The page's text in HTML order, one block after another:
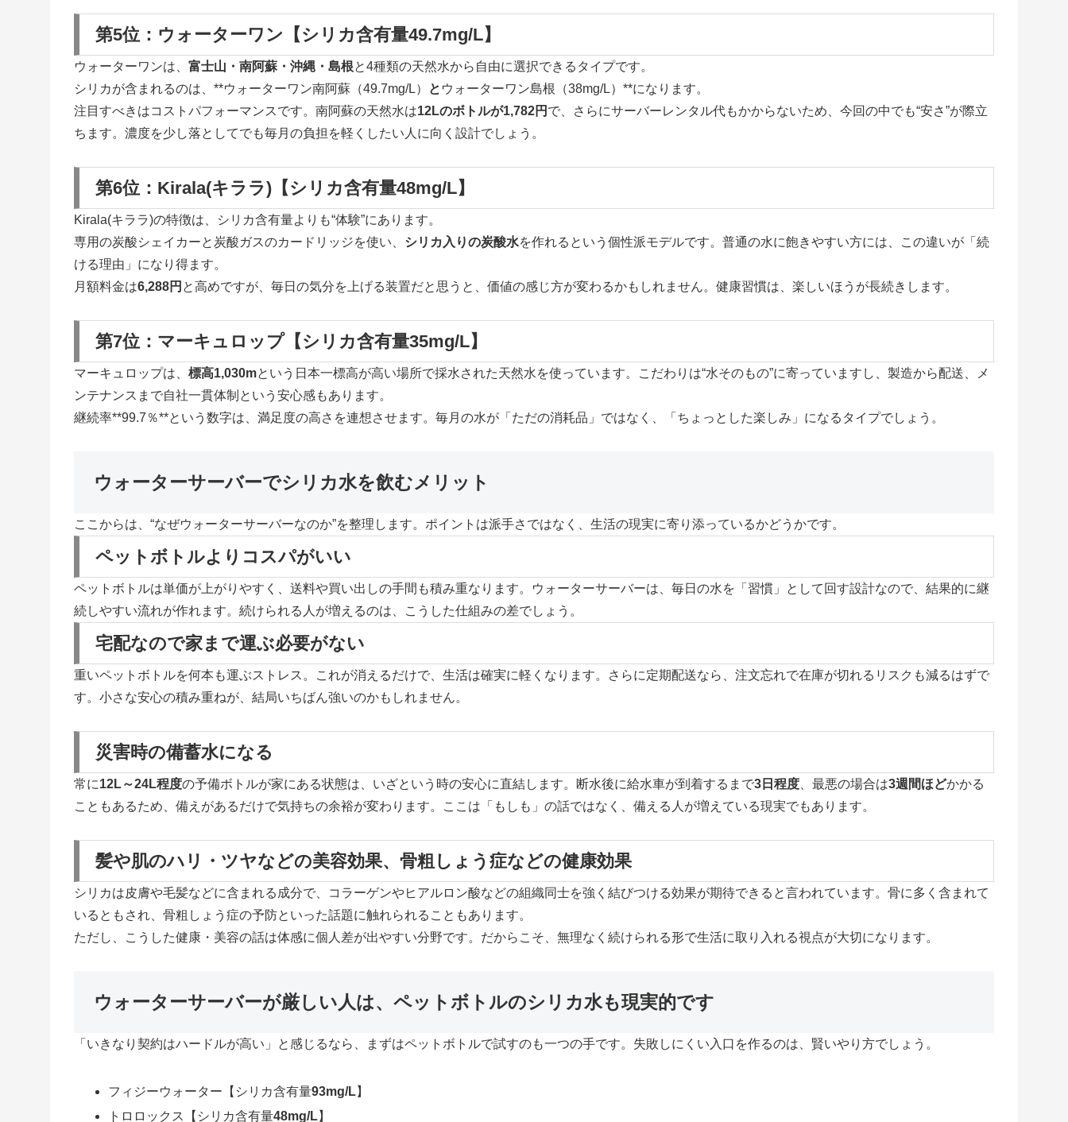
第5位：ウォーターワン【シリカ含有量49.7mg/L】
ウォーターワンは、 富士山・南阿蘇・沖縄・島根と4種類の天然水から自由に選択できるタイプです。
シリカが含まれるのは、**ウォーターワン南阿蘇（49.7mg/L）
と ウォーターワン島根（38mg/L）**になります。
注目すべきはコストパフォーマンスです。南阿蘇の天然水は12Lのボトルが1,782円 で、さらにサーバーレンタル代もかからないため、今回の中でも“安さ”が際立
ちます。濃度を少し落としてでも毎月の負担を軽くしたい人に向く設計でしょう。
第6位：Kirala(キララ)【シリカ含有量48mg/L】
Kirala(キララ)の特徴は、シリカ含有量よりも“体験”にあります。
専用の炭酸シェイカーと炭酸ガスのカードリッジを使い、 シリカ入りの炭酸水を作れるという個性派モデルです。普通の水に飽きやすい方には、この違いが「続
ける理由」になり得ます。
月額料金は6,288円 と高めですが、毎日の気分を上げる装置だと思うと、価値の感じ方が変わるかもしれません。健康習慣は、楽しいほうが長続きします。
第7位：マーキュロップ【シリカ含有量35mg/L】
マーキュロップは、 標高1,030mという日本一標高が高い場所で採水された天然水を使っています。こだわりは“水そのもの”に寄っていますし、製造から配送、メ
ンテナンスまで自社一貫体制という安心感もあります。
継続率**99.7％**という数字は、満足度の高さを連想させます。毎月の水が「ただの消耗品」ではなく、「ちょっとした楽しみ」になるタイプでしょう。
ウォーターサーバーでシリカ水を飲むメリット
ここからは、“なぜウォーターサーバーなのか”を整理します。ポイントは派手さではなく、生活の現実に寄り添っているかどうかです。
ペットボトルよりコスパがいい
ペットボトルは単価が上がりやすく、送料や買い出しの手間も積み重なります。ウォーターサーバーは、毎日の水を「習慣」として回す設計なので、結果的に継
続しやすい流れが作れます。続けられる人が増えるのは、こうした仕組みの差でしょう。
宅配なので家まで運ぶ必要がない
重いペットボトルを何本も運ぶストレス。これが消えるだけで、生活は確実に軽くなります。さらに定期配送なら、注文忘れで在庫が切れるリスクも減るはずで
す。小さな安心の積み重ねが、結局いちばん強いのかもしれません。
災害時の備蓄水になる
常に12L～24L程度の予備ボトルが家にある状態は、いざという時の安心に直結します。断水後に給水車が到着するまで3日程度、最悪の場合は3週間ほどかかる
こともあるため、備えがあるだけで気持ちの余裕が変わります。ここは「もしも」の話ではなく、備える人が増えている現実でもあります。
髪や肌のハリ・ツヤなどの美容効果、骨粗しょう症などの健康効果
シリカは皮膚や毛髪などに含まれる成分で、コラーゲンやヒアルロン酸などの組織同士を強く結びつける効果が期待できると言われています。骨に多く含まれて
いるともされ、骨粗しょう症の予防といった話題に触れられることもあります。
ただし、こうした健康・美容の話は体感に個人差が出やすい分野です。だからこそ、無理なく続けられる形で生活に取り入れる視点が大切になります。
ウォーターサーバーが厳しい人は、ペットボトルのシリカ水も現実的です
「いきなり契約はハードルが高い」と感じるなら、まずはペットボトルで試すのも一つの手です。失敗しにくい入口を作るのは、賢いやり方でしょう。
フィジーウォーター【シリカ含有量93mg/L】
トロロックス【シリカ含有量48mg/L】